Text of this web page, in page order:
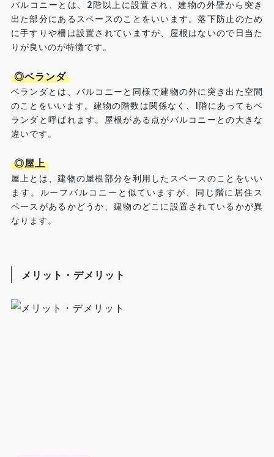
バルコニーとは、2階以上に設置され、建物の外壁から突き
出た部分にあるスペースのことをいいます。落下防止のため
に手すりや柵は設置されていますが、屋根はないので日当た
りが良いのが特徴です。
◎ベランダ
ベランダとは、バルコニーと同様で建物の外に突き出た空間
のことをいいます。建物の階数は関係なく、1階にあってもベ
ランダと呼ばれます。屋根がある点がバルコニーとの大きな
違いです。
◎屋上
屋上とは、建物の屋根部分を利用したスペースのことをいい
ます。ルーフバルコニーと似ていますが、同じ階に居住ス
ペースがあるかどうか、建物のどこに設置されているかが異
なります。
メリット・デメリット